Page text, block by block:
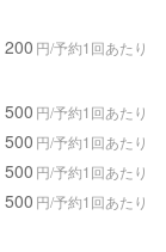
200 円/予約1回あたり
500 円/予約1回あたり
500 円/予約1回あたり
500 円/予約1回あたり
500 円/予約1回あたり